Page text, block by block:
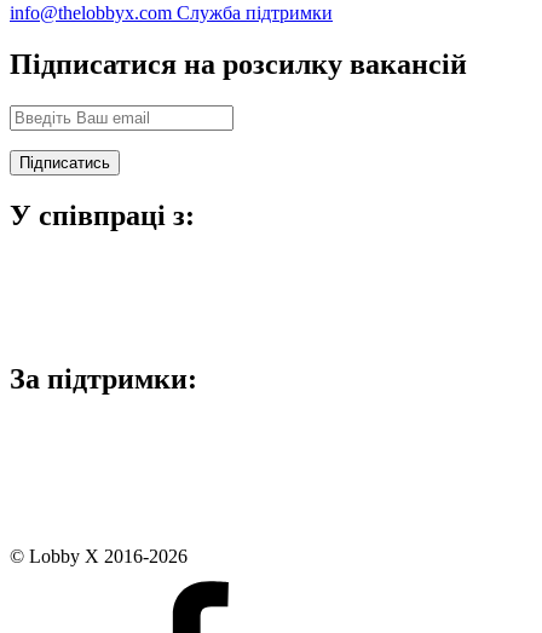
info@thelobbyx.com Служба підтримки
Підписатися на розсилку вакансій
У співпраці з:
За підтримки:
© Lobby X 2016-2026